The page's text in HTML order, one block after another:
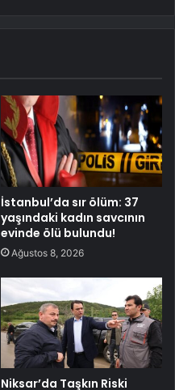
İstanbul’da sır ölüm: 37
yaşındaki kadın savcının
evinde ölü bulundu!
Ağustos 8, 2026
Niksar’da Taşkın Riski